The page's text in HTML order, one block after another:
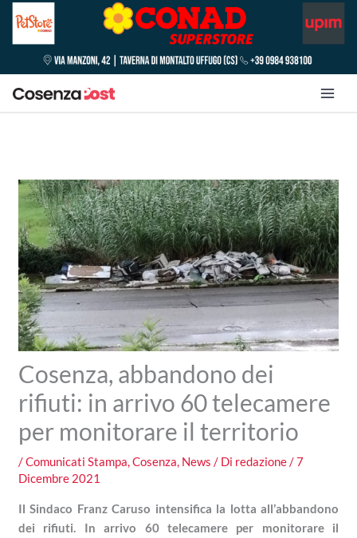
Cosenza, abbandono dei
rifiuti: in arrivo 60 telecamere
per monitorare il territorio
/Comunicati Stampa ,Cosenza News / Di redazione /7
Dicembre 2021
Il Sindaco Franz Caruso intensifica la lotta all’abbandono
dei rifiuti. In arrivo 60 telecamere per monitorare il